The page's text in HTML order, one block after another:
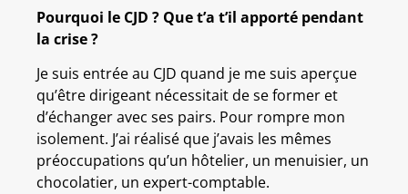
Pourquoi le CJD ? Que t’a t’il apporté pendant
la crise ?
Je suis entrée au CJD quand je me suis aperçue
qu’être dirigeant nécessitait de se former et
d’échanger avec ses pairs. Pour rompre mon
isolement. J’ai réalisé que j’avais les mêmes
préoccupations qu’un hôtelier, un menuisier, un
chocolatier, un expert-comptable.